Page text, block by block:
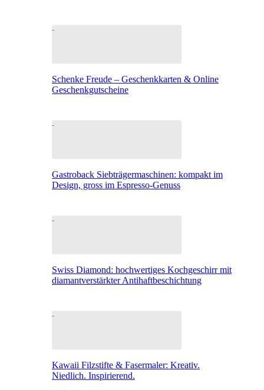
Schenke Freude – Geschenkkarten & Online
Geschenkgutscheine
Gastroback Siebträgermaschinen: kompakt im
Design, gross im Espresso-Genuss
Swiss Diamond: hochwertiges Kochgeschirr mit
diamantverstärkter Antihaftbeschichtung
Kawaii Filzstifte & Fasermaler: Kreativ.
Niedlich. Inspirierend.